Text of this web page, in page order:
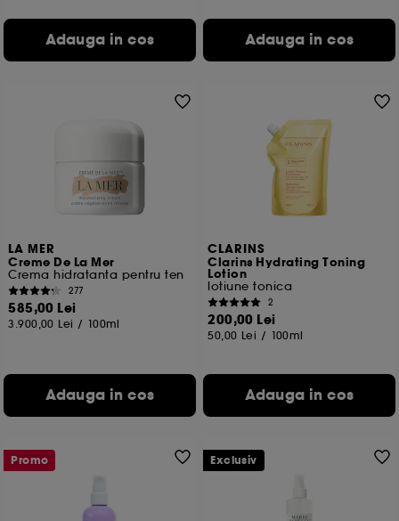
Adauga in cos Adauga in cos
LA MER
Creme De La Mer
Crema hidratanta pentru ten
277
585,00 Lei
3.900,00 Lei / 100ml
Adauga in cos
CLARINS
Clarins Hydrating Toning
Lotion
lotiune tonica
2
200,00 Lei
50,00 Lei / 100ml
Adauga in cos
Promo Exclusiv